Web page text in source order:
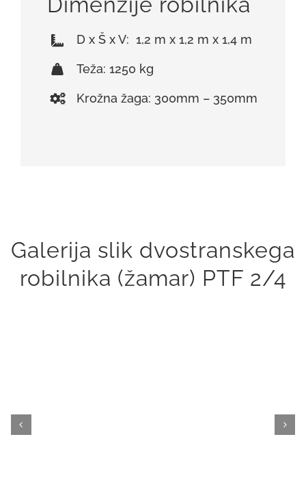
D x Š x V: 1,2 m x 1,2 m x 1,4 m
Teža: 1250 kg
Krožna žaga: 300mm – 350mm
Galerija slik dvostranskega
robilnika (žamar) PTF 2/4